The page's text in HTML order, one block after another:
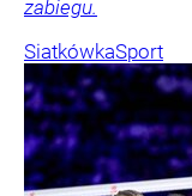
zabiegu.
SiatkówkaSport